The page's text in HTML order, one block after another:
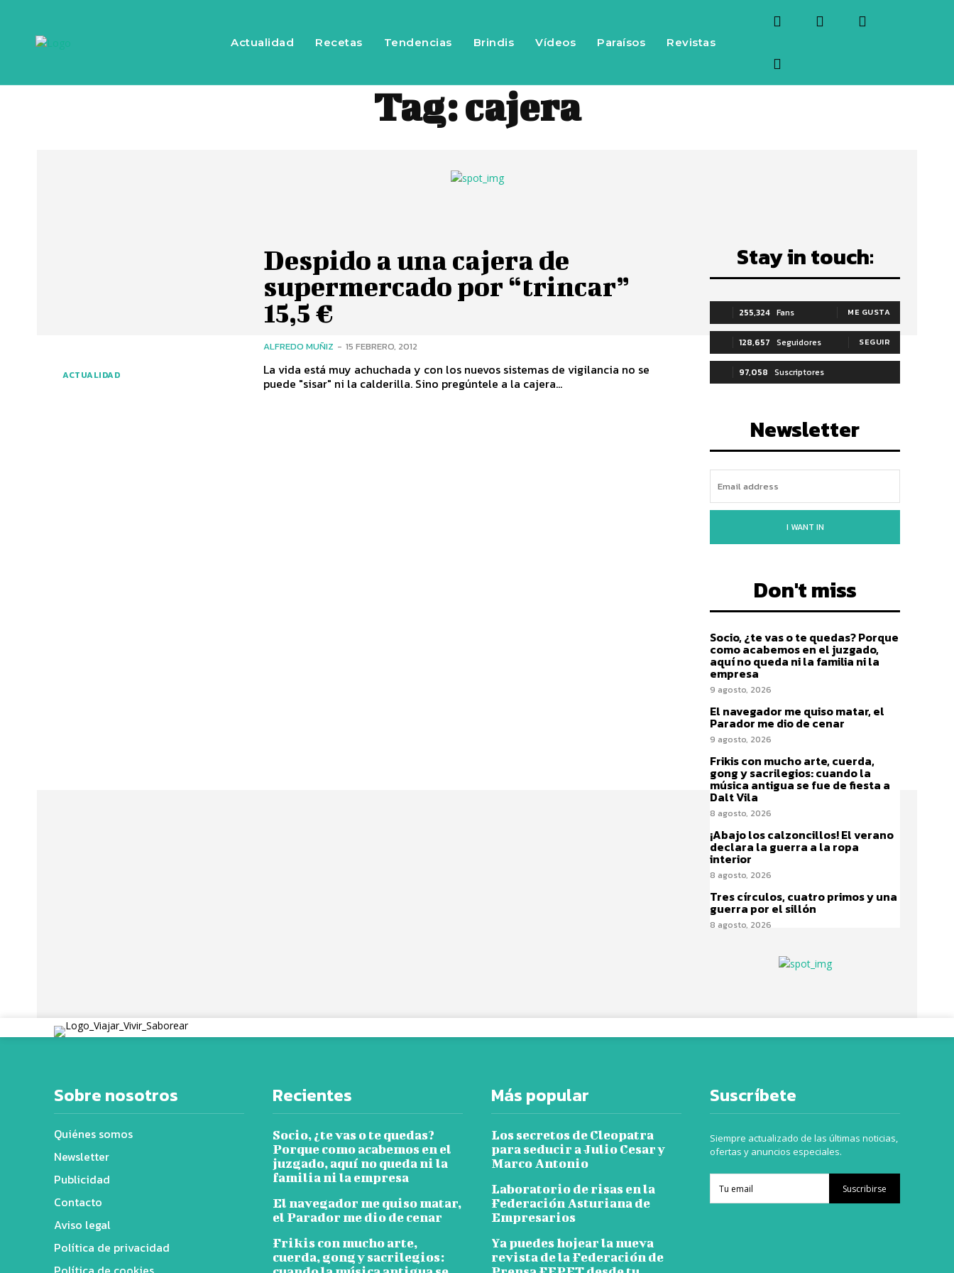
Actualidad Recetas Tendencias Brindis Vídeos Paraísos Revistas
Tag:cajera
ACTUALIDAD
Despido a una cajera de
supermercado por “trincar”
15,5 €
ALFREDO MUÑIZ - 15 FEBRERO, 2012
La vida está muy achuchada y con los nuevos sistemas de vigilancia no se
puede "sisar" ni la calderilla. Sino pregúntele a la cajera...
Stay in touch:
255,324 Fans ME GUSTA
128,657 Seguidores SEGUIR
97,058 Suscriptores
Newsletter
I WANT IN
Don't miss
Socio, ¿te vas o te quedas? Porque
como acabemos en el juzgado,
aquí no queda ni la familia ni la
empresa
9 agosto, 2026
El navegador me quiso matar, el
Parador me dio de cenar
9 agosto, 2026
Frikis con mucho arte, cuerda,
gong y sacrilegios: cuando la
música antigua se fue de fiesta a
Dalt Vila
8 agosto, 2026
¡Abajo los calzoncillos! El verano
declara la guerra a la ropa
interior
8 agosto, 2026
Tres círculos, cuatro primos y una
guerra por el sillón
8 agosto, 2026
Sobre nosotros
Quiénes somos
Newsletter
Publicidad
Contacto
Aviso legal
Política de privacidad
Recientes
Socio, ¿te vas o te quedas?
Porque como acabemos en el
juzgado, aquí no queda ni la
familia ni la empresa
El navegador me quiso matar,
el Parador me dio de cenar
Frikis con mucho arte,
cuerda, gong y sacrilegios:
Más popular
Los secretos de Cleopatra
para seducir a Julio Cesar y
Marco Antonio
Laboratorio de risas en la
Federación Asturiana de
Empresarios
Ya puedes hojear la nueva
revista de la Federación de
Suscríbete
Siempre actualizado de las últimas noticias,
ofertas y anuncios especiales.
Suscribirse